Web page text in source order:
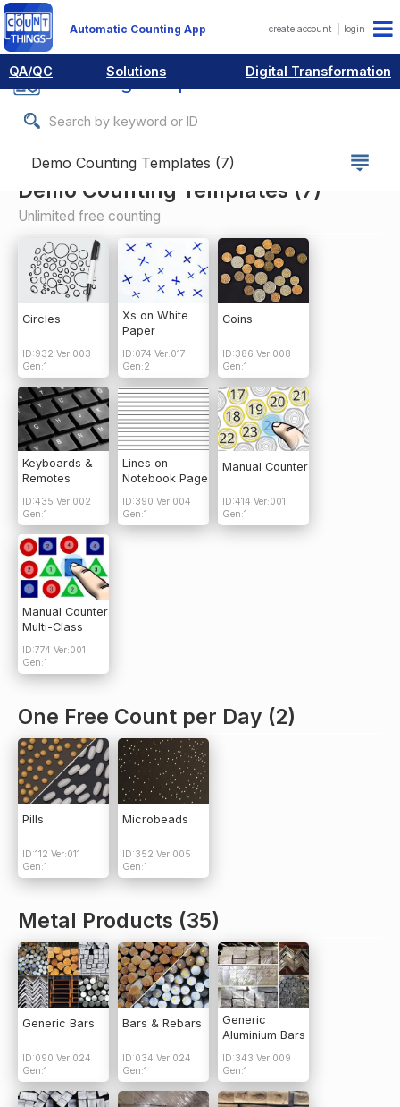
Automatic Counting App create account login
QA/QC Solutions Digital Transformation
Counting Templates
Demo Counting Templates (7)
Unlimited free counting
Circles
ID:932 Ver:003
Gen:1
Xs on White
Paper
ID:074 Ver:017
Gen:2
Coins
ID:386 Ver:008
Gen:1
Keyboards &
Remotes
ID:435 Ver:002
Gen:1
Lines on
Notebook Page
ID:390 Ver:004
Gen:1
Manual Counter
ID:414 Ver:001
Gen:1
Manual Counter
Multi-Class
ID:774 Ver:001
Gen:1
One Free Count per Day (2)
Pills
ID:112 Ver:011
Gen:1
Microbeads
ID:352 Ver:005
Gen:1
Metal Products (35)
Generic Bars
ID:090 Ver:024
Gen:1
Bars & Rebars
ID:034 Ver:024
Gen:1
Generic
Aluminium Bars
ID:343 Ver:009
Gen:1